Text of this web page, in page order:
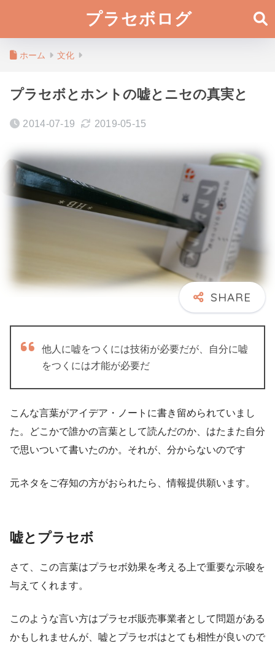
プラセボログ
ホーム 文化
プラセボとホントの嘘とニセの真実と
2014-07-19 2019-05-15
他人に嘘をつくには技術が必要だが、自分に嘘
をつくには才能が必要だ
こんな言葉がアイデア・ノートに書き留められていまし
た。どこかで誰かの言葉として読んだのか、はたまた自分
で思いついて書いたのか。それが、分からないのです
元ネタをご存知の方がおられたら、情報提供願います。
嘘とプラセボ
さて、この言葉はプラセボ効果を考える上で重要な示唆を
与えてくれます。
このような言い方はプラセボ販売事業者として問題がある
かもしれませんが、嘘とプラセボはとても相性が良いので